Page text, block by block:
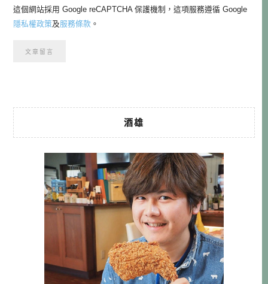
這個網站採用 Google reCAPTCHA 保護機制，這項服務遵循 Google
隱私權政策及服務條款 。
酒雄